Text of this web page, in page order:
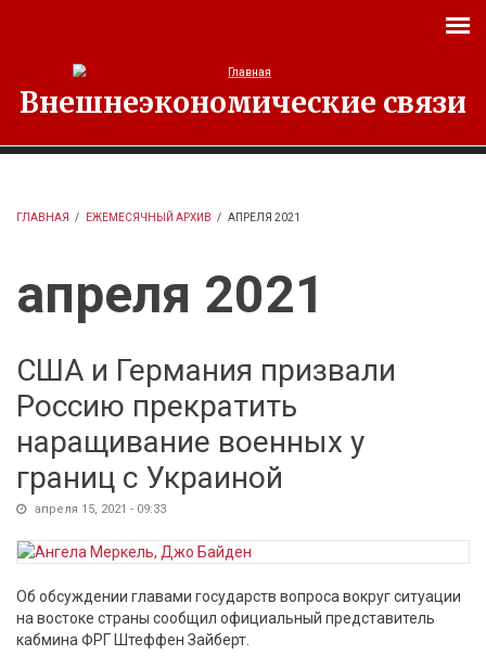
Внешнеэкономические связи
ГЛАВНАЯ / ЕЖЕМЕСЯЧНЫЙ АРХИВ / АПРЕЛЯ 2021
апреля 2021
США и Германия призвали
Россию прекратить
наращивание военных у
границ с Украиной
апреля 15, 2021 - 09:33
Об обсуждении главами государств вопроса вокруг ситуации
на востоке страны сообщил официальный представитель
кабмина ФРГ Штеффен Зайберт.